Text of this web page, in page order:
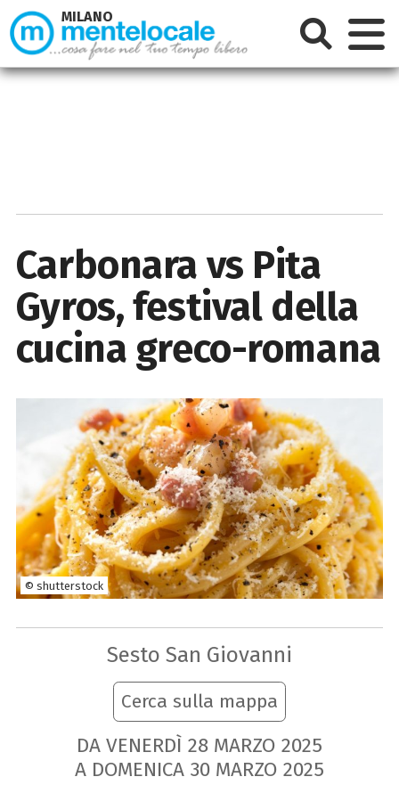
Carbonara vs Pita
Gyros, festival della
cucina greco-romana
© shutterstock
Sesto San Giovanni
Cerca sulla mappa
DA VENERDÌ 28 MARZO 2025
A DOMENICA 30 MARZO 2025
MILANO